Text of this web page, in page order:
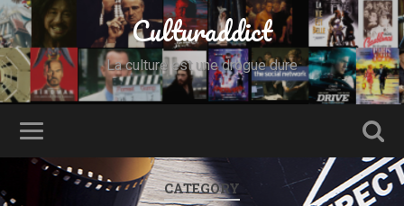
Culturaddict
La culture est une drogue dure
CATEGORY